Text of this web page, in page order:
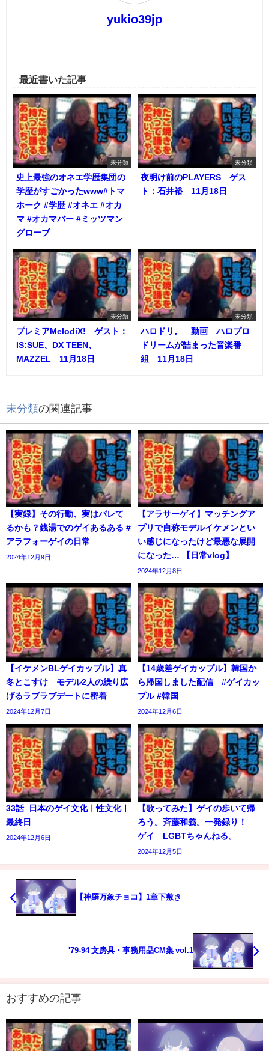
yukio39jp
最近書いた記事
未分類
史上最強のオネエ学歴集団の
学歴がすごかったwww#トマ
ホーク #学歴 #オネエ #オカ
マ #オカマバー #ミッツマン
グローブ
未分類
夜明け前のPLAYERS ゲス
ト：石井裕 11月18日
未分類
プレミアMelodiX! ゲスト：
IS:SUE、DX TEEN、
MAZZEL 11月18日
未分類
ハロドリ。 動画 ハロプロ
ドリームが詰まった音楽番
組 11月18日
未分類の関連記事
【実録】その行動、実はバレて
るかも？銭湯でのゲイあるある #
アラフォーゲイの日常
2024年12月9日
【アラサーゲイ】マッチングア
プリで自称モデルイケメンとい
い感じになったけど最悪な展開
になった… 【日常vlog】
2024年12月8日
【イケメンBLゲイカップル】真
冬とこすけ モデル2人の繰り広
げるラブラブデートに密着
2024年12月7日
【14歳差ゲイカップル】韓国か
ら帰国しました配信 #ゲイカッ
プル #韓国
2024年12月6日
33話_日本のゲイ文化ㅣ性文化ㅣ
最終日
2024年12月6日
【歌ってみた】ゲイの歩いて帰
ろう。斉藤和義。一発録り！
ゲイ LGBTちゃんねる。
2024年12月5日
【神羅万象チョコ】1章下敷き
'79-94 文房具・事務用品CM集 vol.1
おすすめの記事